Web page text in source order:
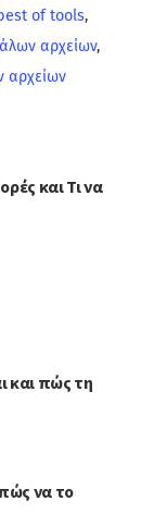
of tools,
αρχείων,
αρχείων
και Τι να
και πώς τη
να το